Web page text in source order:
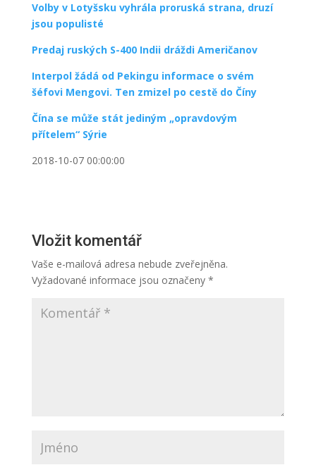
Volby v Lotyšsku vyhrála proruská strana, druzí
jsou populisté
Predaj ruských S-400 Indii dráždi Američanov
Interpol žádá od Pekingu informace o svém
šéfovi Mengovi. Ten zmizel po cestě do Číny
Čína se může stát jediným „opravdovým
přítelem“ Sýrie
2018-10-07 00:00:00
Vložit komentář
Vaše e-mailová adresa nebude zveřejněna.
Vyžadované informace jsou označeny *